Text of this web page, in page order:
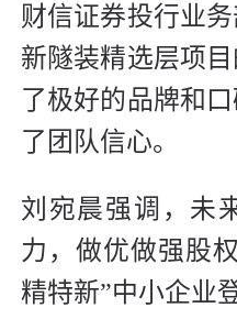
财信证券投行业
新隧装精选层项
了极好的品牌和
了团队信心。
刘宛晨强调，未
力，做优做强股
精特新”中小企业